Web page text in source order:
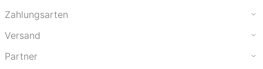
Zahlungsarten
Versand
Partner